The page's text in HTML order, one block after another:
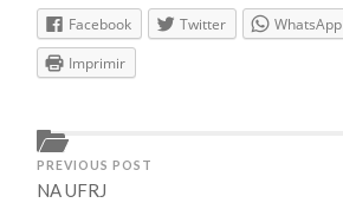
Facebook Twitter WhatsApp
Imprimir
PREVIOUS POST
NA UFRJ